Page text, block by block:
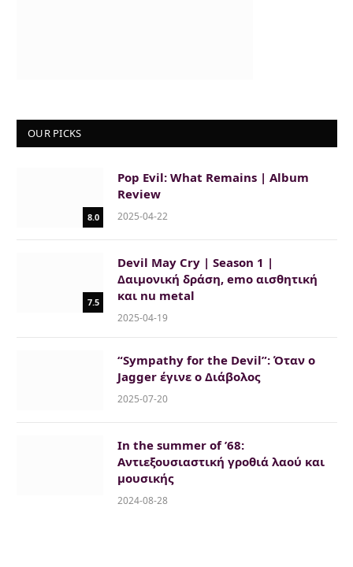
OUR PICKS
8.0
Pop Evil: What Remains | Album
Review
2025-04-22
7.5
Devil May Cry | Season 1 |
Δαιμονική δράση, emo αισθητική
και nu metal
2025-04-19
“Sympathy for the Devil”: Όταν ο
Jagger έγινε o Διάβολος
2025-07-20
In the summer of ’68:
Αντιεξουσιαστική γροθιά λαού και
μουσικής
2024-08-28